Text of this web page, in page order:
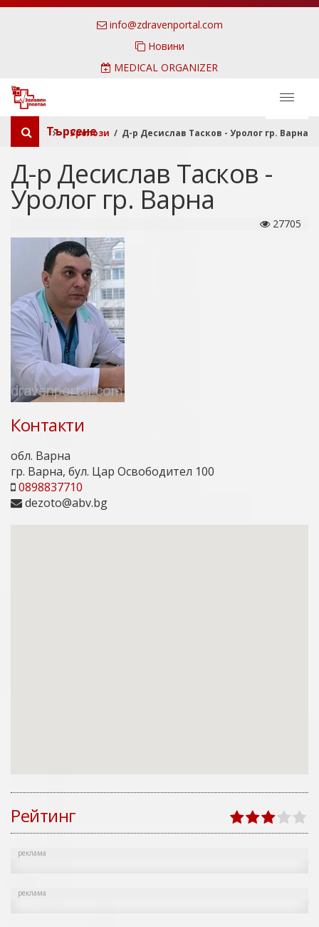
info@zdravenportal.com
Новини
MEDICAL ORGANIZER
Търсене
Уролози / Д-р Десислав Тасков - Уролог гр. Варна
Д-р Десислав Тасков -
Уролог гр. Варна
27705
Контакти
обл. Варна
гр. Варна, бул. Цар Освободител 100
0898837710
dezoto@abv.bg
Рейтинг
реклама
реклама